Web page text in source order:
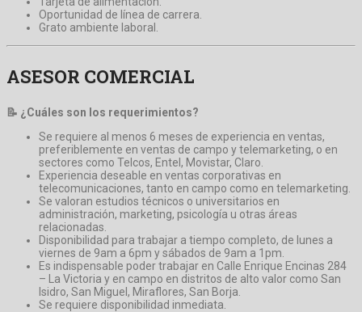
Oportunidad de línea de carrera.
Grato ambiente laboral.
ASESOR COMERCIAL
📝 ¿Cuáles son los requerimientos?
Se requiere al menos 6 meses de experiencia en ventas,
preferiblemente en ventas de campo y telemarketing, o en
sectores como Telcos, Entel, Movistar, Claro.
Experiencia deseable en ventas corporativas en
telecomunicaciones, tanto en campo como en telemarketing.
Se valoran estudios técnicos o universitarios en
administración, marketing, psicología u otras áreas
relacionadas.
Disponibilidad para trabajar a tiempo completo, de lunes a
viernes de 9am a 6pm y sábados de 9am a 1pm.
Es indispensable poder trabajar en Calle Enrique Encinas 284
– La Victoria y en campo en distritos de alto valor como San
Isidro, San Miguel, Miraflores, San Borja.
Se requiere disponibilidad inmediata.